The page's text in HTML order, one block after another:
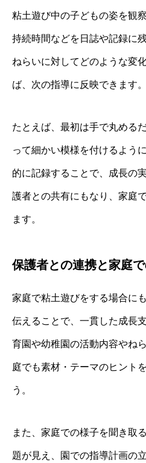
粘土遊び中の子どもの姿を観
持続時間などを日誌や記録に
ねらいに対してどのような変
ば、次の指導に反映できます。
たとえば、最初は手で丸める
って細かい模様を付けるよう
的に記録することで、成長の
護者との共有にもなり、家庭
ます。
保護者との連携と家庭
家庭で粘土遊びをする場合に
伝えることで、一貫した成長
育園や幼稚園の活動内容やね
庭でも素材・テーマのヒント
う。
また、家庭での様子を聞き取
題が見え、園での指導計画の